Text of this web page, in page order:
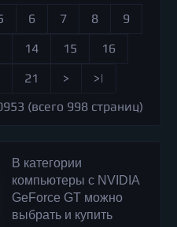
6 7 8
9
14 15
16
21 >
>|
(всего 998 страниц)
В категории
компьютеры с NVIDIA
GeForce GT можно
выбрать и купить